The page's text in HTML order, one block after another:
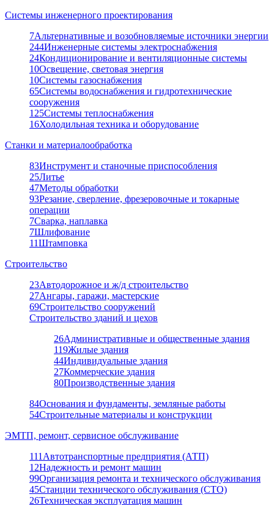
Системы инженерного проектирования
7Альтернативные и возобновляемые источники энергии
244Инженерные системы электроснабжения
24Кондиционирование и вентиляционные системы
10Освещение, световая энергия
10Системы газоснабжения
65Системы водоснабжения и гидротехнические
сооружения
125Системы теплоснабжения
16Холодильная техника и оборудование
Станки и материалообработка
83Инструмент и станочные приспособления
25Литье
47Методы обработки
93Резание, сверление, фрезеровочные и токарные
операции
7Сварка, наплавка
7Шлифование
11Штамповка
Строительство
23Автодорожное и ж/д строительство
27Ангары, гаражи, мастерские
69Строительство сооружений
Строительство зданий и цехов
26Административные и общественные здания
119Жилые здания
44Индивидуальные здания
27Коммерческие здания
80Производственные здания
84Основания и фундаменты, земляные работы
54Строительные материалы и конструкции
ЭМТП, ремонт, сервисное обслуживание
111 Автотранспортные предприятия (АТП)
12Надежность и ремонт машин
99Организация ремонта и технического обслуживания
45Станции технического обслуживания (СТО)
26Техническая эксплуатация машин